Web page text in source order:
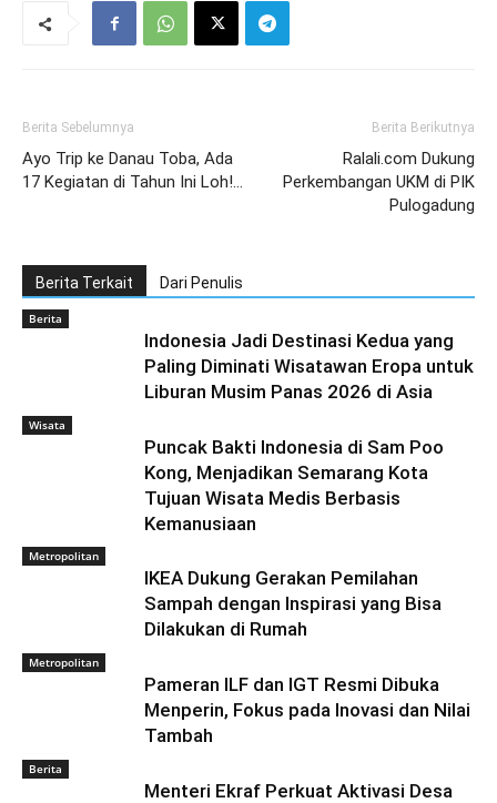
Berita Sebelumnya
Ayo Trip ke Danau Toba, Ada
17 Kegiatan di Tahun Ini Loh!…
Berita Berikutnya
Ralali.com Dukung
Perkembangan UKM di PIK
Pulogadung
Berita Terkait Dari Penulis
Berita
Indonesia Jadi Destinasi Kedua yang
Paling Diminati Wisatawan Eropa untuk
Liburan Musim Panas 2026 di Asia
Wisata
Puncak Bakti Indonesia di Sam Poo
Kong, Menjadikan Semarang Kota
Tujuan Wisata Medis Berbasis
Kemanusiaan
Metropolitan
IKEA Dukung Gerakan Pemilahan
Sampah dengan Inspirasi yang Bisa
Dilakukan di Rumah
Metropolitan
Pameran ILF dan IGT Resmi Dibuka
Menperin, Fokus pada Inovasi dan Nilai
Tambah
Berita
Menteri Ekraf Perkuat Aktivasi Desa